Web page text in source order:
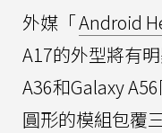
外媒「Android
A17的外型將有
A36和Galaxy
圓形的模組包覆